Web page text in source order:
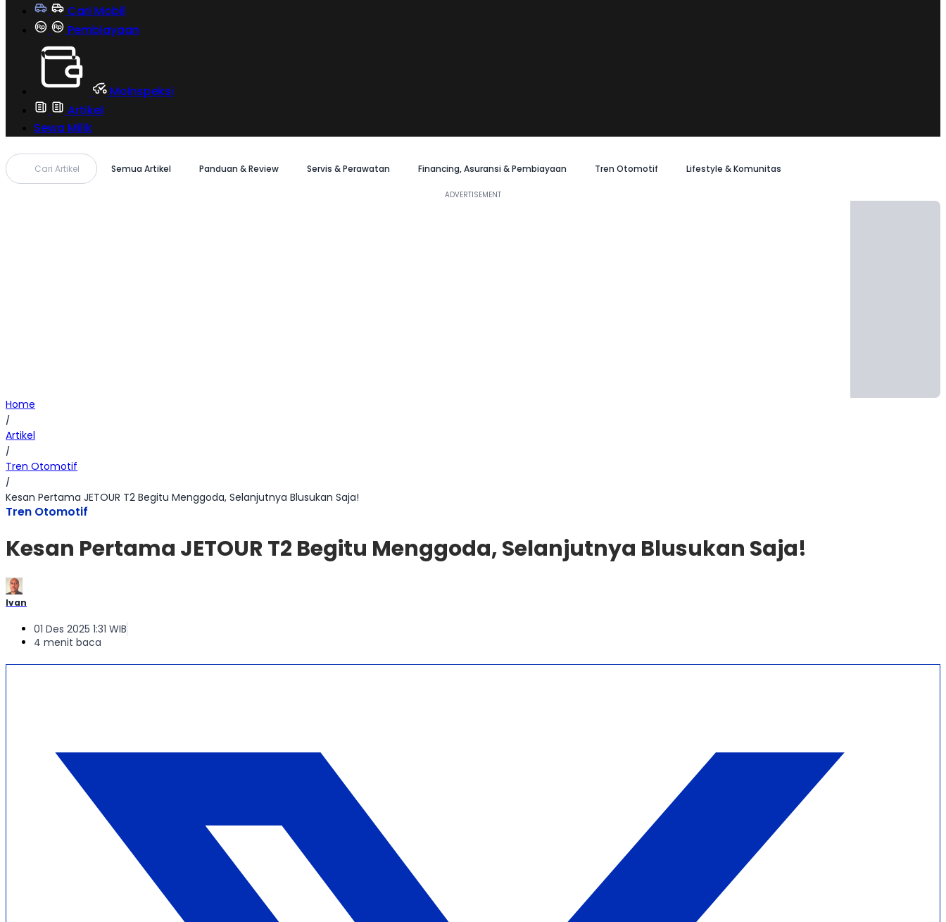
Cari Mobil
Pembiayaan
MoInspeksi
Artikel
Sewa Milik
Cari Artikel Semua Artikel Panduan & Review Servis & Perawatan Financing, Asuransi & Pembiayaan Tren Otomotif Lifestyle & Komunitas
Home
/
Artikel
/
Tren Otomotif
/
Kesan Pertama JETOUR T2 Begitu Menggoda, Selanjutnya Blusukan Saja!
Tren Otomotif
Kesan Pertama JETOUR T2 Begitu Menggoda, Selanjutnya Blusukan Saja!
Ivan
01 Des 2025 1:31 WIB
4 menit baca